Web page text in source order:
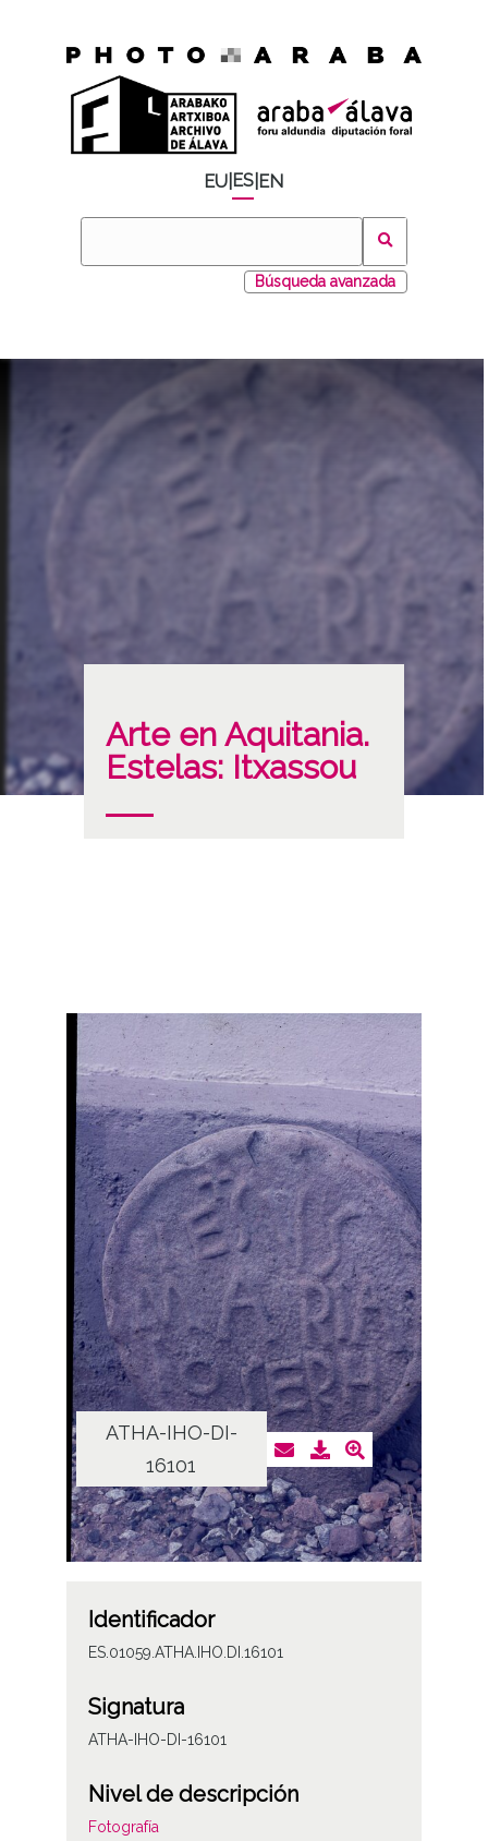
EU ES EN
Búsqueda avanzada
Arte en Aquitania.
Estelas: Itxassou
ATHA-IHO-DI-
16101
Identificador
ES.01059.ATHA.IHO.DI.16101
Signatura
ATHA-IHO-DI-16101
Nivel de descripción
Fotografía